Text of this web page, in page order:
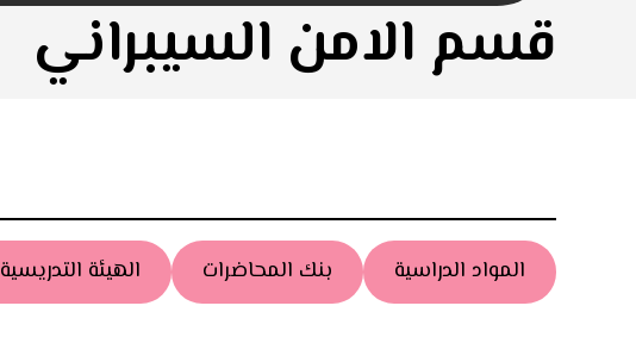
قسم الامن السيبراني
المواد الدراسية بنك المحاضرات الهيئة التدريسية